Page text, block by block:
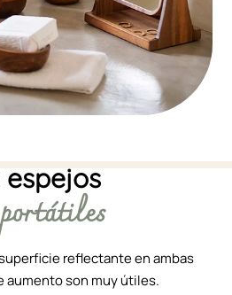
espejos
reflectante en ambas
aumento son muy útiles.